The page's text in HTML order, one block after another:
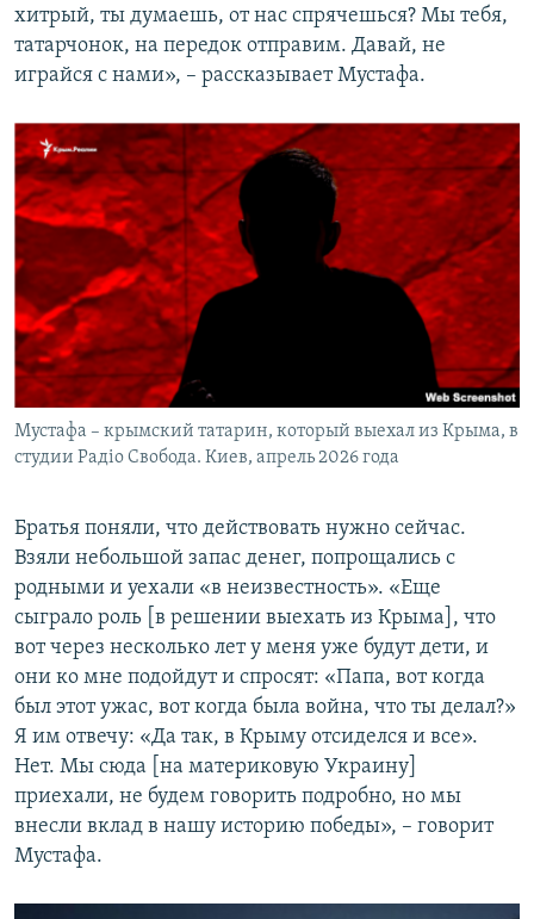
хитрый, ты думаешь, от нас спрячешься? Мы тебя,
татарчонок, на передок отправим. Давай, не
играйся с нами», – рассказывает Мустафа.
Мустафа – крымский татарин, который выехал из Крыма, в
студии Радіо Свобода. Киев, апрель 2026 года
Братья поняли, что действовать нужно сейчас.
Взяли небольшой запас денег, попрощались с
родными и уехали «в неизвестность». «Еще
сыграло роль [в решении выехать из Крыма], что
вот через несколько лет у меня уже будут дети, и
они ко мне подойдут и спросят: «Папа, вот когда
был этот ужас, вот когда была война, что ты делал?»
Я им отвечу: «Да так, в Крыму отсиделся и все».
Нет. Мы сюда [на материковую Украину]
приехали, не будем говорить подробно, но мы
внесли вклад в нашу историю победы», – говорит
Мустафа.